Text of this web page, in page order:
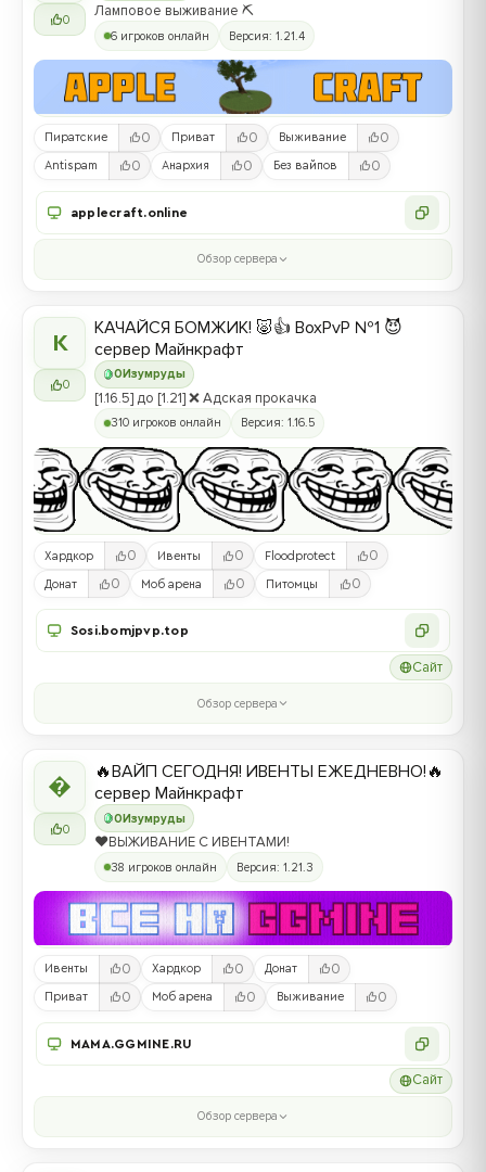
0 Ламповое выживание ⛏️
6 игроков онлайн Версия: 1.21.4
Пиратские 0 Приват 0 Выживание 0
Antispam 0 Анархия 0 Без вайпов 0
applecraft.online
Обзор сервера
К
0
0 Изумруды
КАЧАЙСЯ БОМЖИК! 🐷👍 BoxPvP №1 😈
сервер Майнкрафт
[1.16.5] до [1.21] ❌ Адская прокачка
310 игроков онлайн Версия: 1.16.5
Хардкор 0 Ивенты 0 Floodprotect 0
Донат 0 Моб арена 0 Питомцы 0
Sosi.bomjpvp.top
Сайт
Обзор сервера

0
0Изумруды
🔥ВАЙП СЕГОДНЯ! ИВЕНТЫ ЕЖЕДНЕВНО!🔥
сервер Майнкрафт
❤️ВЫЖИВАНИЕ С ИВЕНТАМИ!
38 игроков онлайн Версия: 1.21.3
Ивенты 0 Хардкор 0 Донат 0
Приват 0 Моб арена 0 Выживание 0
MAMA.GGMINE.RU
Сайт
Обзор сервера